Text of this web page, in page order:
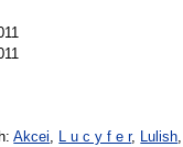
Akcei, L u c y f e r, Lulish